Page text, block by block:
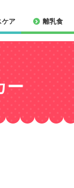
ケア 離乳食
ー